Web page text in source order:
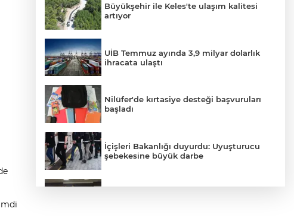
Büyükşehir ile Keles'te ulaşım kalitesi
artıyor
UİB Temmuz ayında 3,9 milyar dolarlık
ihracata ulaştı
Nilüfer'de kırtasiye desteği başvuruları
başladı
İçişleri Bakanlığı duyurdu: Uyuşturucu
şebekesine büyük darbe